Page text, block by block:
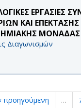
ΕΡΓΑΣΙΕΣ
ΚΑΙ
Διαγωνισμών
‹ προηγούμενη …